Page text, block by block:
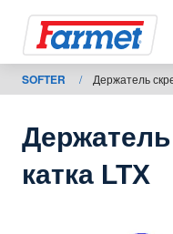
Назад
на
Магазин
Farmet
SOFTER / Держатель
катка LTX